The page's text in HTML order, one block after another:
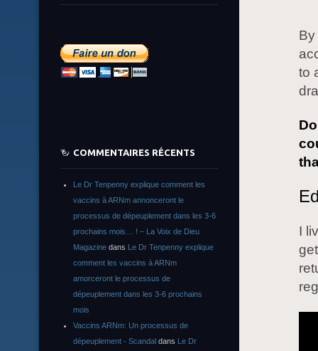
to
I
COMMENTAIRES RÉCENTS
Le Dr Tenpenny explique comment les
vaccins à ARNm annonceront le
processus de dépeuplement dans les 3-6
prochains mois… ! – La Voix de Dieu
Magazine dans Le Dr Tenpenny explique
comment les vaccins à ARNm
amorceront le processus de
dépeuplement dans les 3-6 prochains
mois
Vaccins ARNm: Un processus de
dépeuplement - Scandal dans Le Dr